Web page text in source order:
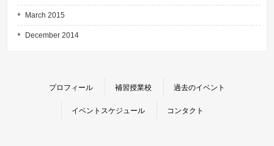
March 2015
December 2014
プロフィール 補習授業校 過去のイベント
イベントスケジュール コンタクト